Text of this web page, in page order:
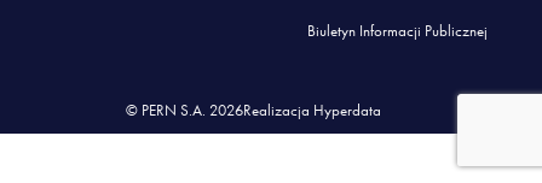
Biuletyn Informacji Publicznej
© PERN S.A. 2026Realizacja Hyperdata